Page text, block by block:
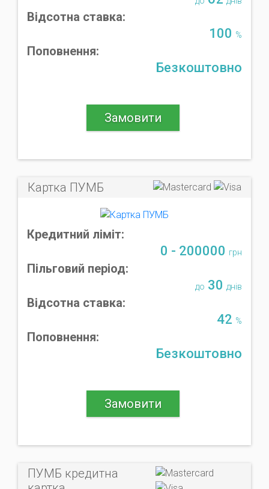
Відсотна ставка:
100 %
Поповнення:
Безкоштовно
Замовити
Картка ПУМБ
Кредитний ліміт:
0 - 200000 грн
Пільговий період:
до 30 днів
Відсотна ставка:
42 %
Поповнення:
Безкоштовно
Замовити
ПУМБ кредитна